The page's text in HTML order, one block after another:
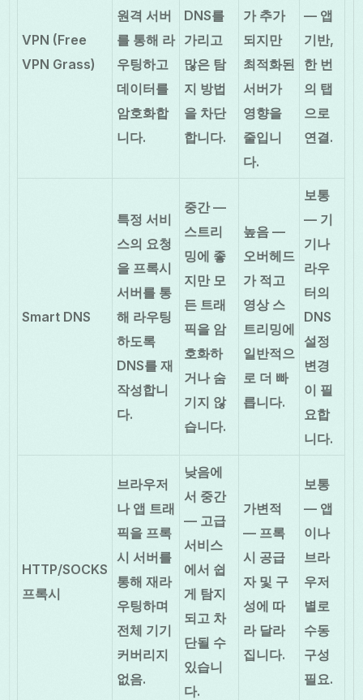
VPN (Free
VPN Grass)
원격 서버
를 통해 라
우팅하고
데이터를
암호화합
니다.
DNS를
가리고
많은 탐
지 방법
을 차단
합니다.
가 추가
되지만
최적화된
서버가
영향을
줄입니
다.
— 앱
기반,
한 번
의 탭
으로
연결.
Smart DNS
특정 서비
스의 요청
을 프록시
서버를 통
해 라우팅
하도록
DNS를 재
작성합니
다.
중간 —
스트리
밍에 좋
지만 모
든 트래
픽을 암
호화하
거나 숨
기지 않
습니다.
높음 —
오버헤드
가 적고
영상 스
트리밍에
일반적으
로 더 빠
릅니다.
보통
— 기
기나
라우
터의
DNS
설정
변경
이 필
요합
니다.
HTTP/SOCKS
프록시
브라우저
나 앱 트래
픽을 프록
시 서버를
통해 재라
우팅하며
전체 기기
커버리지
없음.
낮음에
서 중간
— 고급
서비스
에서 쉽
게 탐지
되고 차
단될 수
있습니
다.
가변적
— 프록
시 공급
자 및 구
성에 따
라 달라
집니다.
보통
— 앱
이나
브라
우저
별로
수동
구성
필요.